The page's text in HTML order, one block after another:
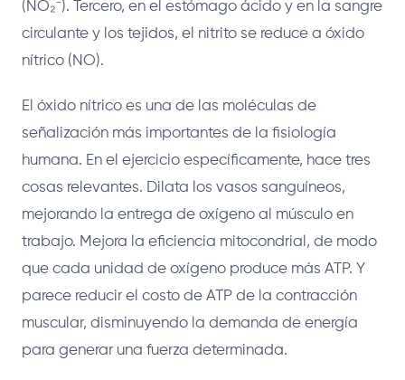
(NO₂⁻). Tercero, en el estómago ácido y en la sangre
circulante y los tejidos, el nitrito se reduce a óxido
nítrico (NO).
El óxido nítrico es una de las moléculas de
señalización más importantes de la fisiología
humana. En el ejercicio específicamente, hace tres
cosas relevantes. Dilata los vasos sanguíneos,
mejorando la entrega de oxígeno al músculo en
trabajo. Mejora la eficiencia mitocondrial, de modo
que cada unidad de oxígeno produce más ATP. Y
parece reducir el costo de ATP de la contracción
muscular, disminuyendo la demanda de energía
para generar una fuerza determinada.